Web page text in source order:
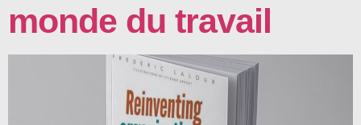
monde du travail